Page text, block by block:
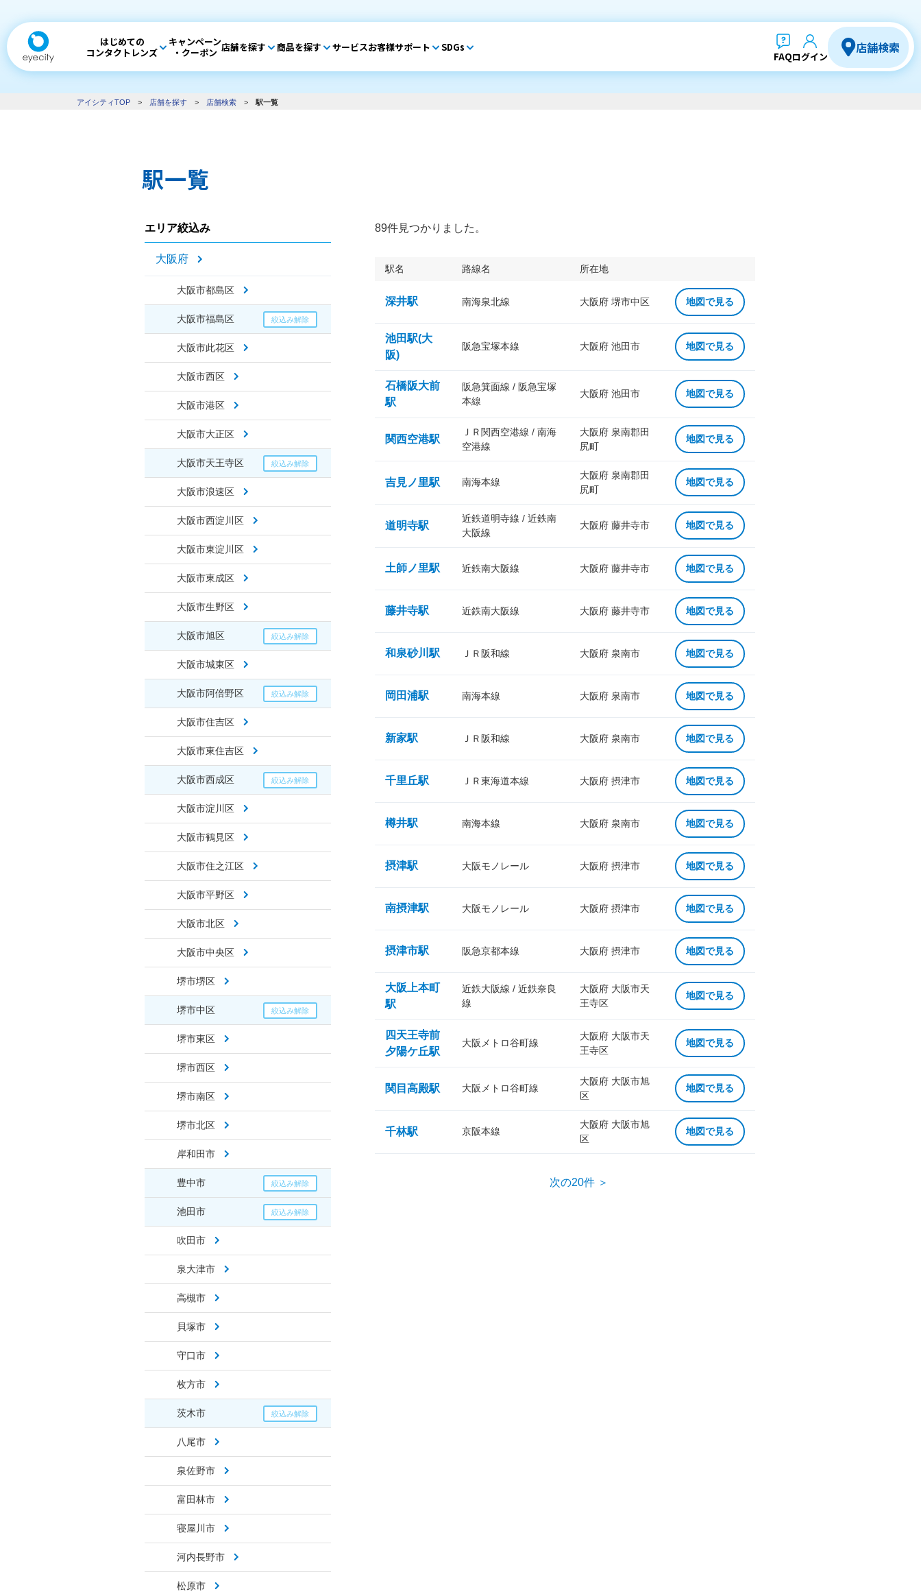
はじめての
コンタクトレンズ
キャンペーン
・クーポン 店舗を探す 商品を探す サービスお客様サポート SDGs
FAQログイン
店舗検索
アイシティTOP > 店舗を探す > 店舗検索 > 駅一覧
駅一覧
エリア絞込み
大阪府
大阪市都島区
大阪市福島区
大阪市此花区
大阪市西区
大阪市港区
大阪市大正区
大阪市天王寺区
大阪市浪速区
大阪市西淀川区
大阪市東淀川区
大阪市東成区
大阪市生野区
大阪市旭区
大阪市城東区
大阪市阿倍野区
大阪市住吉区
大阪市東住吉区
大阪市西成区
大阪市淀川区
大阪市鶴見区
大阪市住之江区
大阪市平野区
大阪市北区
大阪市中央区
堺市堺区
堺市中区
堺市東区
堺市西区
堺市南区
堺市北区
岸和田市
豊中市
池田市
吹田市
泉大津市
高槻市
貝塚市
守口市
枚方市
茨木市
八尾市
泉佐野市
富田林市
寝屋川市
河内長野市
松原市
89件見つかりました。
駅名 路線名 所在地
深井駅 南海泉北線 大阪府 堺市中区 地図で見る
池田駅(大
阪)
阪急宝塚本線 大阪府 池田市 地図で見る
石橋阪大前
駅
阪急箕面線 / 阪急宝塚
本線
大阪府 池田市 地図で見る
関西空港駅
ＪＲ関西空港線 / 南海
空港線
大阪府 泉南郡田
尻町
地図で見る
吉見ノ里駅 南海本線
大阪府 泉南郡田
尻町
地図で見る
道明寺駅
近鉄道明寺線 / 近鉄南
大阪線
大阪府 藤井寺市 地図で見る
土師ノ里駅 近鉄南大阪線 大阪府 藤井寺市 地図で見る
藤井寺駅 近鉄南大阪線 大阪府 藤井寺市 地図で見る
和泉砂川駅 ＪＲ阪和線 大阪府 泉南市 地図で見る
岡田浦駅 南海本線 大阪府 泉南市 地図で見る
新家駅 ＪＲ阪和線 大阪府 泉南市 地図で見る
千里丘駅 ＪＲ東海道本線 大阪府 摂津市 地図で見る
樽井駅 南海本線 大阪府 泉南市 地図で見る
摂津駅 大阪モノレール 大阪府 摂津市 地図で見る
南摂津駅 大阪モノレール 大阪府 摂津市 地図で見る
摂津市駅 阪急京都本線 大阪府 摂津市 地図で見る
大阪上本町
駅
近鉄大阪線 / 近鉄奈良
線
大阪府 大阪市天
王寺区
地図で見る
四天王寺前
夕陽ケ丘駅
大阪メトロ谷町線
大阪府 大阪市天
王寺区
地図で見る
関目高殿駅 大阪メトロ谷町線
大阪府 大阪市旭
区
地図で見る
千林駅 京阪本線
大阪府 大阪市旭
区
地図で見る
次の20件 ＞